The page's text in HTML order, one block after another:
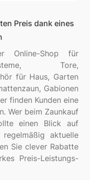
Preis dank eines
Online-Shop für
Tore,
für Haus, Garten
Gabionen
finden Kunden eine
Wer beim Zaunkauf
einen Blick auf
aktuelle
Sie clever Rabatte
Preis-Leistungs-